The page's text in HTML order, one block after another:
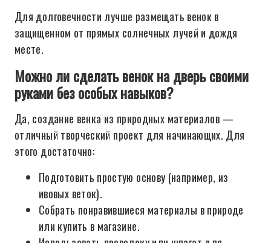
Для долговечности лучше размещать венок в
защищенном от прямых солнечных лучей и дождя
месте.
Можно ли сделать венок на дверь своими
руками без особых навыков?
Да, создание венка из природных материалов —
отличный творческий проект для начинающих. Для
этого достаточно:
Подготовить простую основу (например, из
ивовых веток).
Собрать понравившиеся материалы в природе
или купить в магазине.